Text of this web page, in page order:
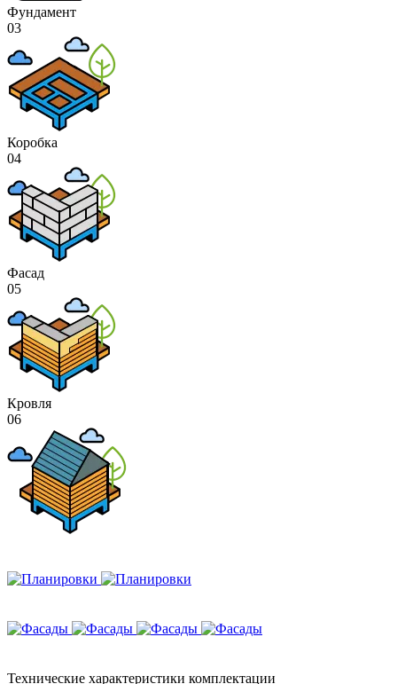
Фундамент
03
Коробка
04
Фасад
05
Кровля
06
Технические характеристики комплектации